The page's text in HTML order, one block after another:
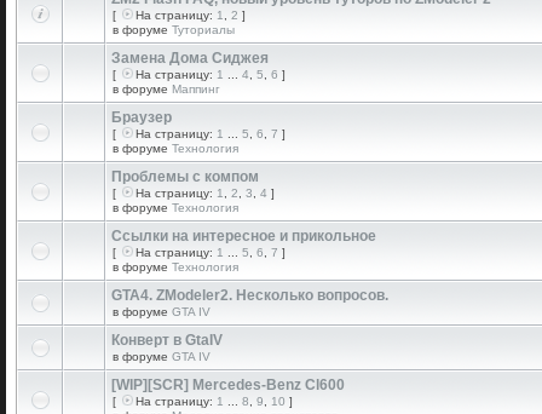
[ На страницу: 1 2 ]
в форуме Туториалы
Замена Дома Сиджея
[ На страницу: 1 4 5 6 ]
в форуме Маппинг
Браузер
[ На страницу: 1 5 6 7 ]
в форуме Технология
Проблемы с компом
[ На страницу: 1 2 3 4 ]
в форуме Технология
Ссылки на интересное и прикольное
[ На страницу: 1 5 6 7 ]
в форуме Технология
GTA4. ZModeler2. Несколько вопросов.
в форуме GTA IV
Конверт в GtaIV
в форуме GTA IV
[WIP][SCR] Mercedes-Benz Cl600
[ На страницу: 1 8 9 10 ]